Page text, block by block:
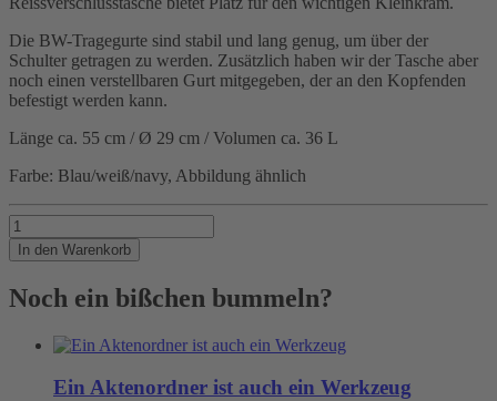
Die BW-Tragegurte sind stabil und lang genug, um über der
Schulter getragen zu werden. Zusätzlich haben wir der Tasche aber
noch einen verstellbaren Gurt mitgegeben, der an den Kopfenden
befestigt werden kann.
Länge ca. 55 cm / Ø 29 cm / Volumen ca. 36 L
Farbe: Blau/weiß/navy, Abbildung ähnlich
Motivation
benötigt?
Menge
In den Warenkorb
Noch ein bißchen bummeln?
Ein Aktenordner ist auch ein Werkzeug